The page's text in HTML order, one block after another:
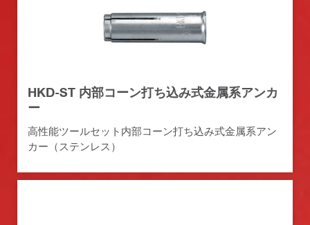
HKD-ST 内部コーン打ち込み式金属系アンカ
ー
高性能ツールセット内部コーン打ち込み式金属系アン
カー（ステンレス）